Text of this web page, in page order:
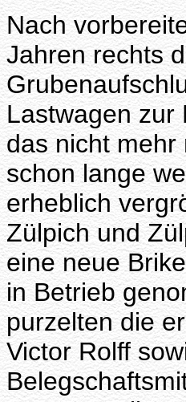
Nach
Jahren rechts
Lastwagen zur
das nicht
schon lange
erheblich
Zülpich und
eine neue
in Betrieb
purzelten die
Victor Rolff